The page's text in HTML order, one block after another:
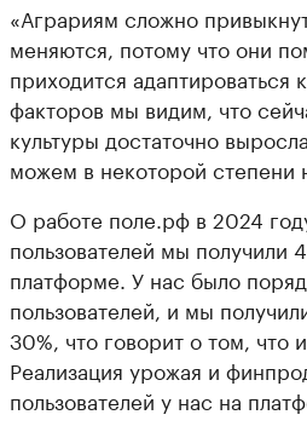
«Аграриям сложно
меняются, потому что они
приходится
факторов мы видим, что
культуры достаточно
можем в некоторой степени
О работе поле.рф в 2024
пользователей мы получили
платформе. У нас было
пользователей, и мы
30%, что говорит о том, что
Реализация урожая и
пользователей у нас на